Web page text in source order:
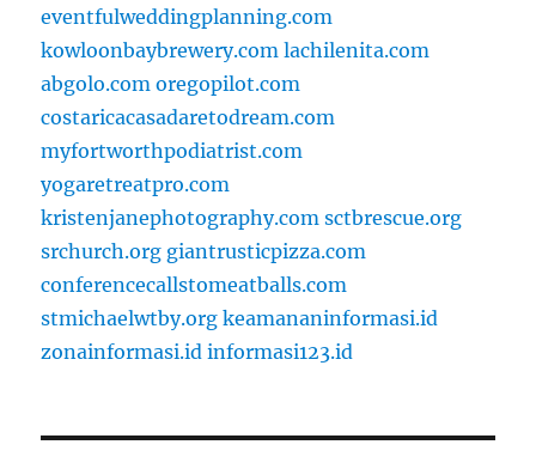
eventfulweddingplanning.com
kowloonbaybrewery.com lachilenita.com
abgolo.com oregopilot.com
costaricacasadaretodream.com
myfortworthpodiatrist.com
yogaretreatpro.com
kristenjanephotography.com sctbrescue.org
srchurch.org giantrusticpizza.com
conferencecallstomeatballs.com
stmichaelwtby.org keamananinformasi.id
zonainformasi.id informasi123.id